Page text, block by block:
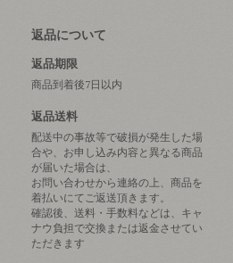
返品について
返品期限
商品到着後7日以内
返品送料
配送中の事故等で破損が発生した場
合や、お申し込み内容と異なる商品
が届いた場合は、
お問い合わせから連絡の上、商品を
着払いにてご返送頂きます。
確認後、送料・手数料などは、キャ
ナウ負担で交換または返金させてい
ただきます